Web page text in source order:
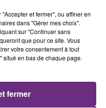
organise les Nuits
Les meilleurs points de
sont disponibles
et fermer", ou affiner en
dans "Gérer mes choix".
sur "Continuer sans
que pour ce site. Vous
votre consentement à tout
situé en bas de chaque page.
fermer